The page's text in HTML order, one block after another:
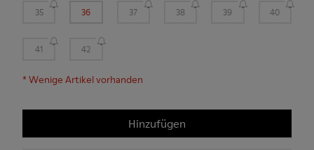
35 36 37 38 39 40
41 42
*Wenige Artikel vorhanden
Hinzufügen